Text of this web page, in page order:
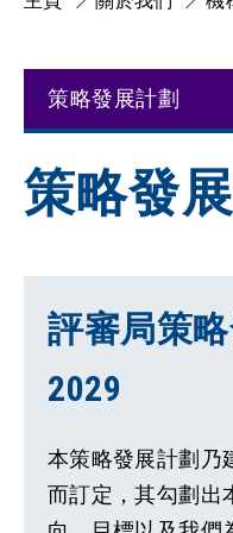
策略發展計劃
策略發
評審局策
2029
本策略發展計劃乃
而訂定，其勾劃出